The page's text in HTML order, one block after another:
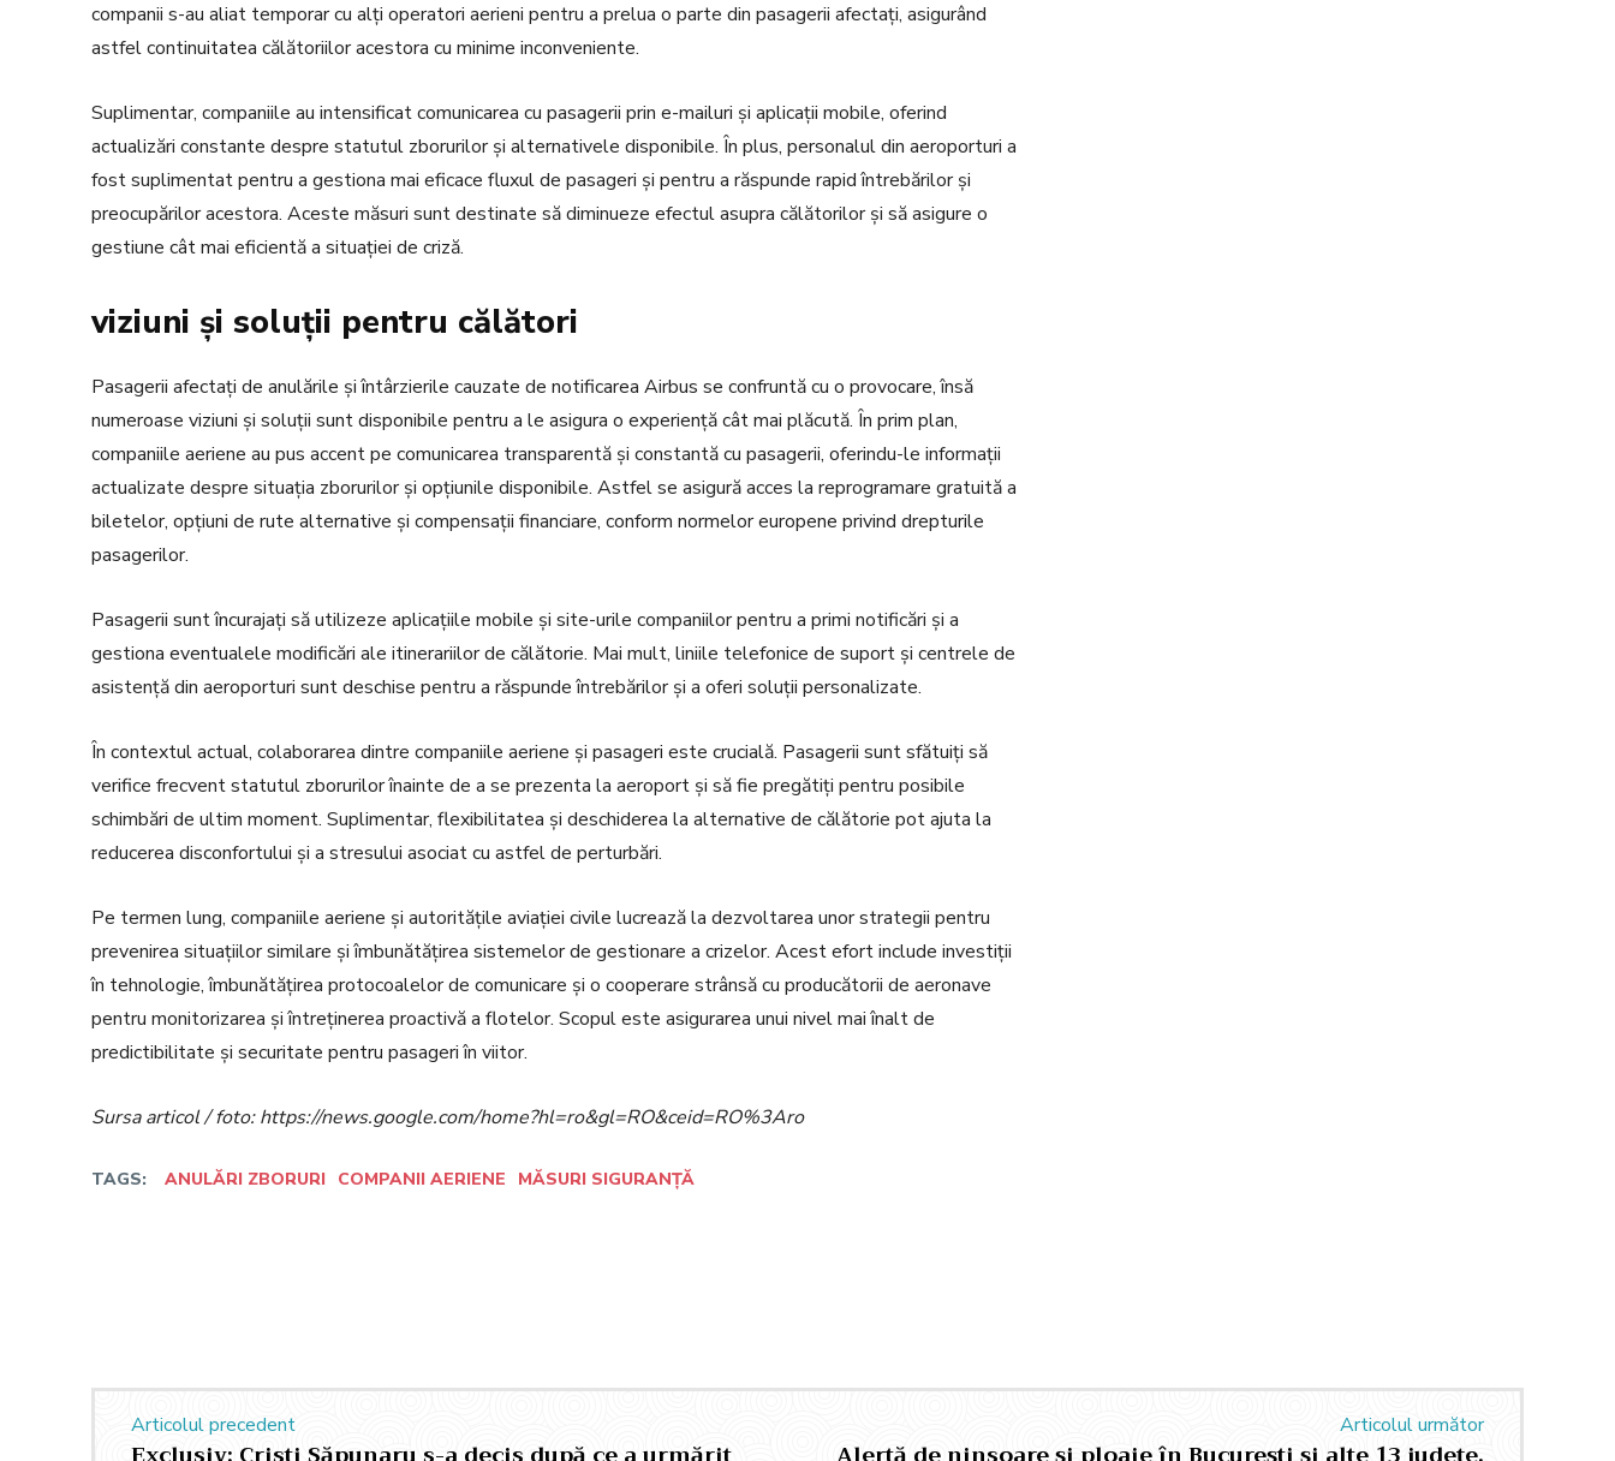
companii s-au aliat temporar cu alți operatori aerieni pentru a prelua o parte din pasagerii afectați, asigurând
astfel continuitatea călătoriilor acestora cu minime inconveniente.
Suplimentar, companiile au intensificat comunicarea cu pasagerii prin e-mailuri și aplicații mobile, oferind
actualizări constante despre statutul zborurilor și alternativele disponibile. În plus, personalul din aeroporturi a
fost suplimentat pentru a gestiona mai eficace fluxul de pasageri și pentru a răspunde rapid întrebărilor și
preocupărilor acestora. Aceste măsuri sunt destinate să diminueze efectul asupra călătorilor și să asigure o
gestiune cât mai eficientă a situației de criză.
viziuni și soluții pentru călători
Pasagerii afectați de anulările și întârzierile cauzate de notificarea Airbus se confruntă cu o provocare, însă
numeroase viziuni și soluții sunt disponibile pentru a le asigura o experiență cât mai plăcută. În prim plan,
companiile aeriene au pus accent pe comunicarea transparentă și constantă cu pasagerii, oferindu-le informații
actualizate despre situația zborurilor și opțiunile disponibile. Astfel se asigură acces la reprogramare gratuită a
biletelor, opțiuni de rute alternative și compensații financiare, conform normelor europene privind drepturile
pasagerilor.
Pasagerii sunt încurajați să utilizeze aplicațiile mobile și site-urile companiilor pentru a primi notificări și a
gestiona eventualele modificări ale itinerariilor de călătorie. Mai mult, liniile telefonice de suport și centrele de
asistență din aeroporturi sunt deschise pentru a răspunde întrebărilor și a oferi soluții personalizate.
În contextul actual, colaborarea dintre companiile aeriene și pasageri este crucială. Pasagerii sunt sfătuiți să
verifice frecvent statutul zborurilor înainte de a se prezenta la aeroport și să fie pregătiți pentru posibile
schimbări de ultim moment. Suplimentar, flexibilitatea și deschiderea la alternative de călătorie pot ajuta la
reducerea disconfortului și a stresului asociat cu astfel de perturbări.
Pe termen lung, companiile aeriene și autoritățile aviației civile lucrează la dezvoltarea unor strategii pentru
prevenirea situațiilor similare și îmbunătățirea sistemelor de gestionare a crizelor. Acest efort include investiții
în tehnologie, îmbunătățirea protocoalelor de comunicare și o cooperare strânsă cu producătorii de aeronave
pentru monitorizarea și întreținerea proactivă a flotelor. Scopul este asigurarea unui nivel mai înalt de
predictibilitate și securitate pentru pasageri în viitor.
Sursa articol / foto: https://news.google.com/home?hl=ro&gl=RO&ceid=RO%3Aro
TAGS: ANULĂRI ZBORURI COMPANII AERIENE MĂSURI SIGURANȚĂ
Articolul precedent Articolul următor